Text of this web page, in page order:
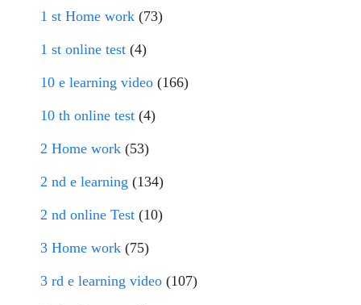
1 st Home work (73)
1 st online test (4)
10 e learning video (166)
10 th online test (4)
2 Home work (53)
2 nd e learning (134)
2 nd online Test (10)
3 Home work (75)
3 rd e learning video (107)